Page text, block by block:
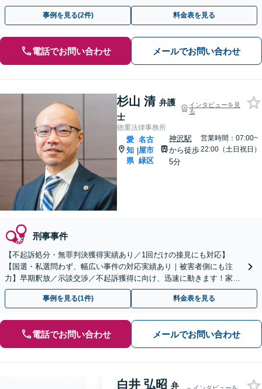
窃盗／暴行傷害ほか幅広い犯罪に対応【初回相談無料】
事例を見る(2件) 料金表を見る
電話でお問い合わせ メールでお問い合わせ
杉山 清 弁護
士
インタビューを見
る
徳重法律事務所
愛
知
県
|
名古
屋市
緑区
神沢駅
から徒歩
5分
営業時間：07:00~
22:00（土日祝日）
刑事事件
【不起訴処分・無罪判決獲得実績あり／1回だけの接見にも対応】
【国選・私選問わず、幅広い事件の対応実績あり｜被害者側にも注
力】早期釈放／示談交渉／不起訴獲得に向け、迅速に動きます！家族
が逮捕されたらご連絡を｜夜間・休日面談／徳重駅・神沢駅5分
事例を見る(1件) 料金表を見る
電話でお問い合わせ メールでお問い合わせ
白井 弘昭 弁